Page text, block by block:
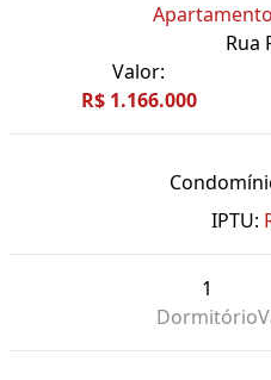
Rua
Valor:
R$ 1.166.000
IPTU:
1
Dormitório